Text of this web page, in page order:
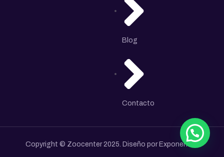
Blog
Contacto
Copyright © Zoocenter 2025. Diseño por Exponenzial